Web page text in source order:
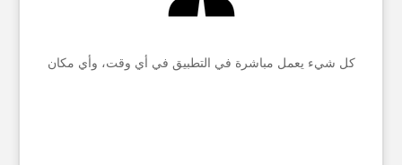
كل شيء يعمل مباشرة في التطبيق في أي وقت، وأي مكان